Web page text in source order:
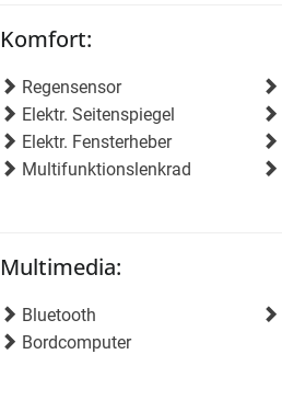
Komfort:
Regensensor
Elektr. Seitenspiegel
Elektr. Fensterheber
Multifunktionslenkrad
Multimedia:
Bluetooth
Bordcomputer